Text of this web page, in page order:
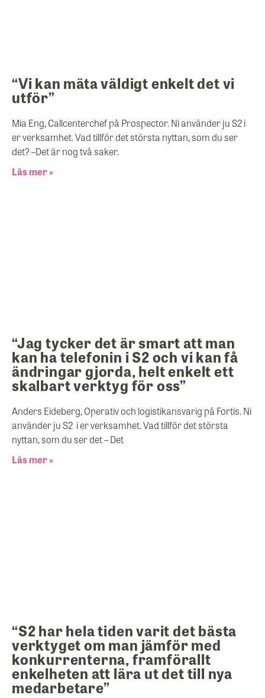
“Vi kan mäta väldigt enkelt det vi
utför”
Mia Eng, Callcenterchef på Prospector. Ni använder ju S2 i
er verksamhet. Vad tillför det största nyttan, som du ser
det? –Det är nog två saker.
Läs mer »
“Jag tycker det är smart att man
kan ha telefonin i S2 och vi kan få
ändringar gjorda, helt enkelt ett
skalbart verktyg för oss”
Anders Eideberg, Operativ och logistikansvarig på Fortis. Ni
använder ju S2 i er verksamhet. Vad tillför det största
nyttan, som du ser det – Det
Läs mer »
“S2 har hela tiden varit det bästa
verktyget om man jämför med
konkurrenterna, framförallt
enkelheten att lära ut det till nya
medarbetare”